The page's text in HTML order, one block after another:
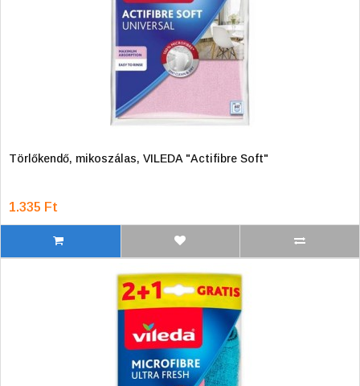
Törlőkendő, mikoszálas, VILEDA "Actifibre Soft"
1.335 Ft